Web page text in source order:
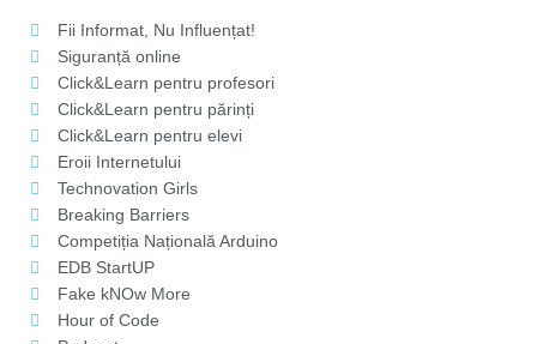
Fii Informat, Nu Influențat!
Siguranță online
Click&Learn pentru profesori
Click&Learn pentru părinți
Click&Learn pentru elevi
Eroii Internetului
Technovation Girls
Breaking Barriers
Competiția Națională Arduino
EDB StartUP
Fake kNOw More
Hour of Code